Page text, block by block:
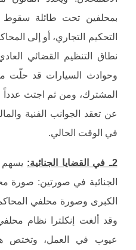
بمحلفين تحت طائلة سقوط
التحكيم التجاري، أو إلى
نطاق التنظيم القضائي
وحوادث السيارات قد حلّت
المشترك، ومن ثم اجتث
عن تعقد الجوانب الفنية
في الوقت الحالي.
2ـ في القضايا الجنائية:
يسهم
الجنائية في صورتين: صورة
الكبرى وصورة محلفي
وقد ألغت إنكلترا نظام
عيوب في العمل، وتختص